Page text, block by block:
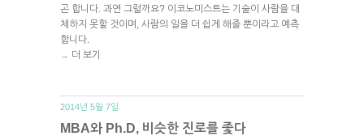
곤 합니다. 과연 그럴까요? 이코노미스트는 기술이 사람을 대
체하지 못할 것이며, 사람의 일을 더 쉽게 해줄 뿐이라고 예측
합니다.
→ 더 보기
2014년 5월 7일.
MBA와 Ph.D, 비슷한 진로를 좇다